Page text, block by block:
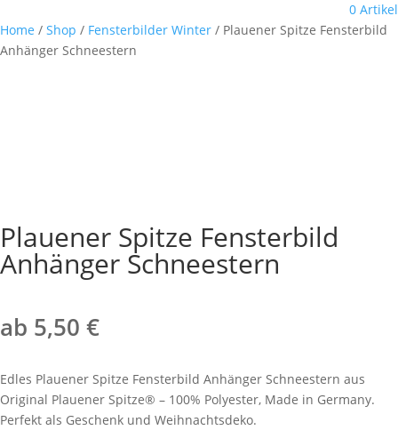
0 Artikel
Home / Shop / Fensterbilder Winter / Plauener Spitze Fensterbild
Anhänger Schneestern
Plauener Spitze Fensterbild
Anhänger Schneestern
ab 5,50 €
Edles Plauener Spitze Fensterbild Anhänger Schneestern aus
Original Plauener Spitze® – 100% Polyester, Made in Germany.
Perfekt als Geschenk und Weihnachtsdeko.